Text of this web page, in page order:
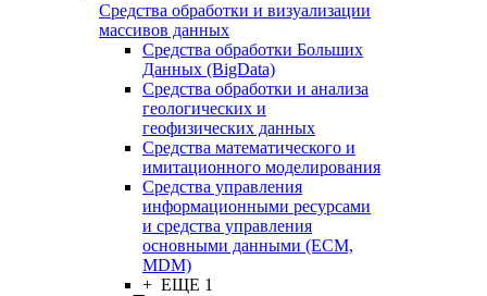
Средства обработки и визуализации
массивов данных
Средства обработки Больших
Данных (BigData)
Средства обработки и анализа
геологических и
геофизических данных
Средства математического и
имитационного моделирования
Средства управления
информационными ресурсами
и средства управления
основными данными (ECM,
MDM)
+ ЕЩЕ 1